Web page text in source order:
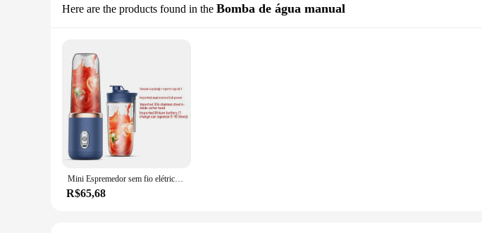
Here are the products found in the Bomba de água manual
Mini Espremedor sem fio elétrico portátil, liquidificador para batidos e shakes, copo para esportes, USB, 6 lâminas, 400ml
R$65,68